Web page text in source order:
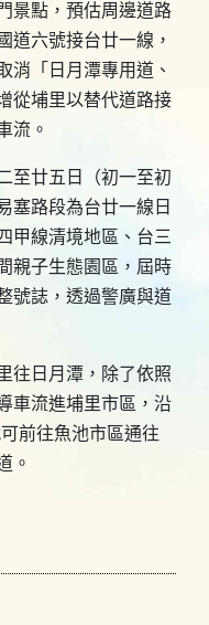
景點，預估周邊道路
道六號接台廿一線，
消「日月潭專用道、
從埔里以替代道路接
流。
至廿五日（初一至初
塞路段為台廿一線日
甲線清境地區、台三
親子生態園區，屆時
號誌，透過警廣與道
往日月潭，除了依照
車流進埔里市區，沿
前往魚池市區通往
。